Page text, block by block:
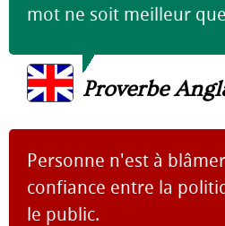
mot ne soit meilleur
Proverbe
Personne n'est à
confiance entre la
le public.